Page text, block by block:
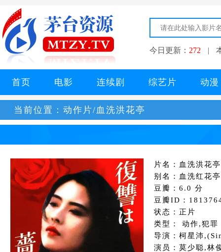
今日更新： 272 |
首页 电影 连续剧 综艺片 动漫
当前位置： 动作片/血洗洪花亭
片名：血洗洪花亭
别名：血洗红花
豆瓣：6.0 分
豆瓣ID：
状态：正片
类型： 动作,犯罪
导演：柯星沛
演员：莫少聪,林